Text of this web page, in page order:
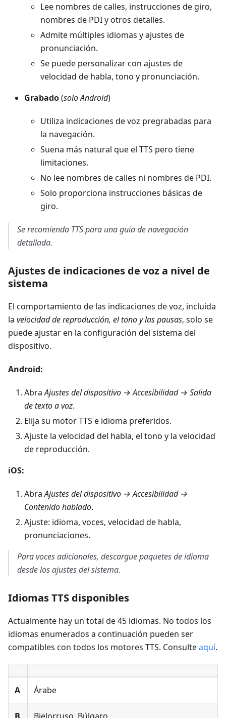
Lee nombres de calles, instrucciones de giro,
nombres de PDI y otros detalles.
Admite múltiples idiomas y ajustes de
pronunciación.
Se puede personalizar con ajustes de
velocidad de habla, tono y pronunciación.
Grabado(solo Android)
Utiliza indicaciones de voz pregrabadas para
la navegación.
Suena más natural que el TTS pero tiene
limitaciones.
No lee nombres de calles ni nombres de PDI.
Solo proporciona instrucciones básicas de
giro.
Se recomienda TTS para una guía de navegación
detallada.
Ajustes de indicaciones de voz a nivel de
sistema
El comportamiento de las indicaciones de voz, incluida
la velocidad de reproducción, el tono y las pausas, solo se
puede ajustar en la configuración del sistema del
dispositivo.
Android:
AbraAjustes del dispositivo → Accesibilidad → Salida
de texto a voz.
Elija su motor TTS e idioma preferidos.
Ajuste la velocidad del habla, el tono y la velocidad
de reproducción.
iOS:
AbraAjustes del dispositivo → Accesibilidad →
Contenido hablado.
Ajuste: idioma, voces, velocidad de habla,
pronunciaciones.
Para voces adicionales, descargue paquetes de idioma
desde los ajustes del sistema.
Idiomas TTS disponibles
Actualmente hay un total de 45 idiomas. No todos los
idiomas enumerados a continuación pueden ser
compatibles con todos los motores TTS. Consulteaquí.
А Árabe